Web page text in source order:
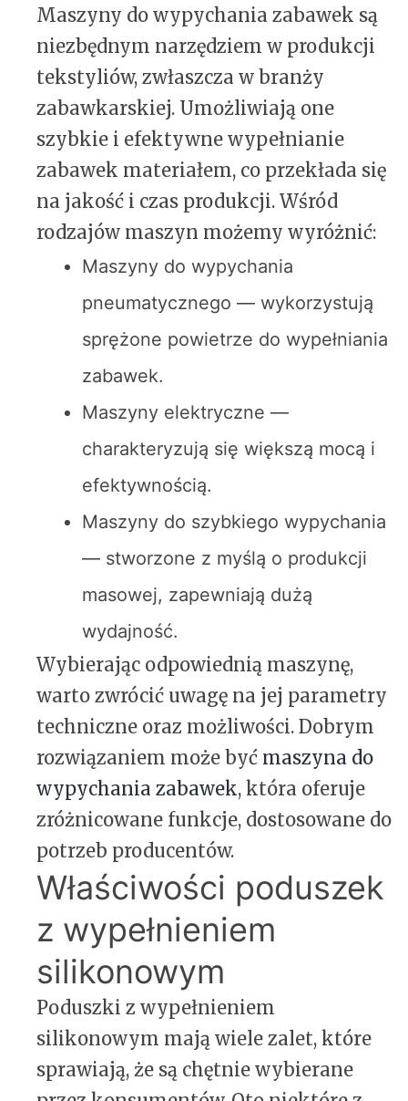
Maszyny do wypychania zabawek są
niezbędnym narzędziem w produkcji
tekstyliów, zwłaszcza w branży
zabawkarskiej. Umożliwiają one
szybkie i efektywne wypełnianie
zabawek materiałem, co przekłada się
na jakość i czas produkcji. Wśród
rodzajów maszyn możemy wyróżnić:
Maszyny do wypychania
pneumatycznego — wykorzystują
sprężone powietrze do wypełniania
zabawek.
Maszyny elektryczne —
charakteryzują się większą mocą i
efektywnością.
Maszyny do szybkiego wypychania
— stworzone z myślą o produkcji
masowej, zapewniają dużą
wydajność.
Wybierając odpowiednią maszynę,
warto zwrócić uwagę na jej parametry
techniczne oraz możliwości. Dobrym
rozwiązaniem może być maszyna do
wypychania zabawek, która oferuje
zróżnicowane funkcje, dostosowane do
potrzeb producentów.
Właściwości poduszek
z wypełnieniem
silikonowym
Poduszki z wypełnieniem
silikonowym mają wiele zalet, które
sprawiają, że są chętnie wybierane